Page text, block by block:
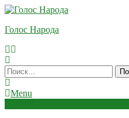
Skip
Content
Голос Народа
Найти:
Menu